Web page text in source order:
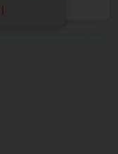
2026